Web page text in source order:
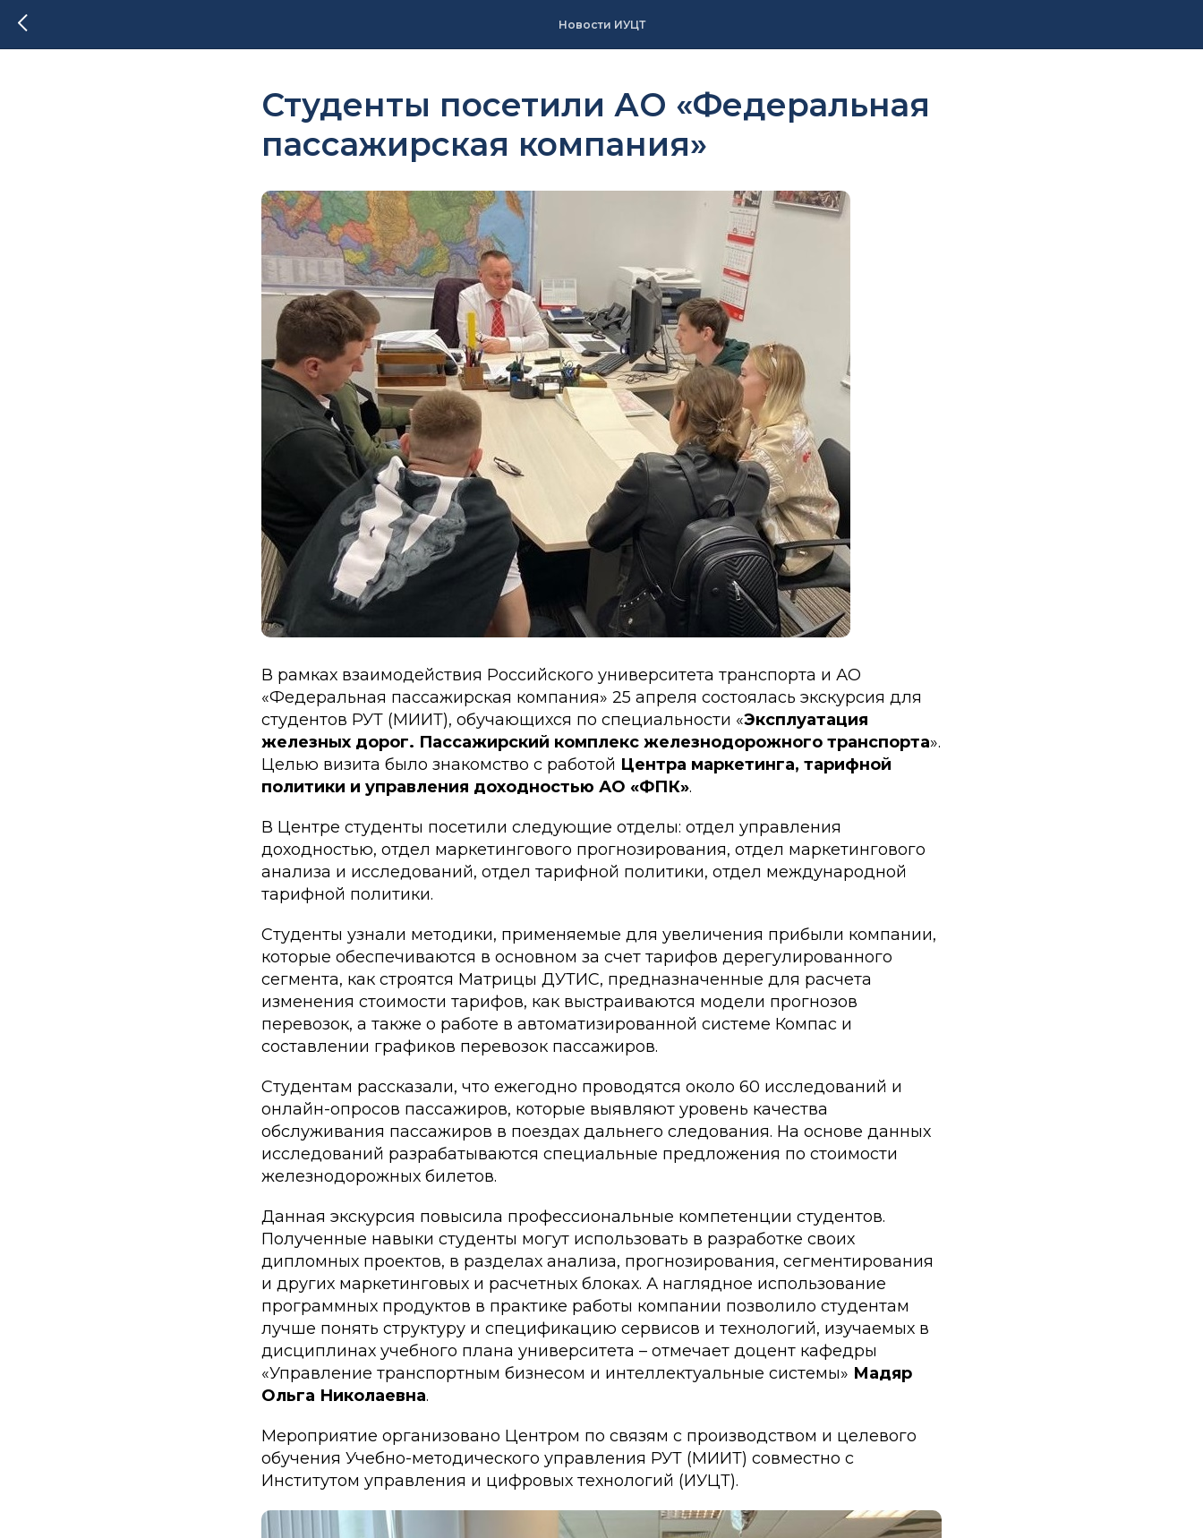
Новости ИУЦТ
Студенты посетили АО «Федеральная
пассажирская компания»
В рамках взаимодействия Российского университета транспорта и АО
«Федеральная пассажирская компания» 25 апреля состоялась экскурсия для
студентов РУТ (МИИТ), обучающихся по специальности «Эксплуатация
железных дорог. Пассажирский комплекс железнодорожного транспорта».
Целью визита было знакомство с работой Центра маркетинга, тарифной
политики и управления доходностью АО «ФПК».
В Центре студенты посетили следующие отделы: отдел управления
доходностью, отдел маркетингового прогнозирования, отдел маркетингового
анализа и исследований, отдел тарифной политики, отдел международной
тарифной политики.
Студенты узнали методики, применяемые для увеличения прибыли компании,
которые обеспечиваются в основном за счет тарифов дерегулированного
сегмента, как строятся Матрицы ДУТИС, предназначенные для расчета
изменения стоимости тарифов, как выстраиваются модели прогнозов
перевозок, а также о работе в автоматизированной системе Компас и
составлении графиков перевозок пассажиров.
Студентам рассказали, что ежегодно проводятся около 60 исследований и
онлайн-опросов пассажиров, которые выявляют уровень качества
обслуживания пассажиров в поездах дальнего следования. На основе данных
исследований разрабатываются специальные предложения по стоимости
железнодорожных билетов.
Данная экскурсия повысила профессиональные компетенции студентов.
Полученные навыки студенты могут использовать в разработке своих
дипломных проектов, в разделах анализа, прогнозирования, сегментирования
и других маркетинговых и расчетных блоках. А наглядное использование
программных продуктов в практике работы компании позволило студентам
лучше понять структуру и спецификацию сервисов и технологий, изучаемых в
дисциплинах учебного плана университета – отмечает доцент кафедры
«Управление транспортным бизнесом и интеллектуальные системы» Мадяр
Ольга Николаевна.
Мероприятие организовано Центром по связям с производством и целевого
обучения Учебно-методического управления РУТ (МИИТ) совместно с
Институтом управления и цифровых технологий (ИУЦТ).